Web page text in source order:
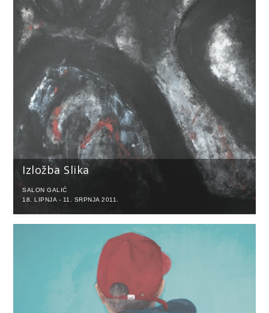
Izložba Slika
SALON GALIĆ
18. LIPNJA - 11. SRPNJA 2011.